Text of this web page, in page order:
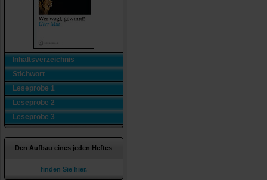
Inhaltsverzeichnis
Stichwort
Leseprobe 1
Leseprobe 2
Leseprobe 3
Den Aufbau eines jeden Heftes
finden Sie hier.